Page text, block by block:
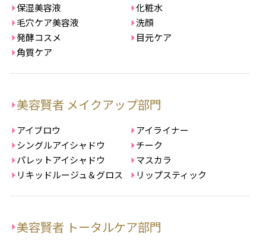
保湿美容液
化粧水
毛穴ケア美容液
洗顔
発酵コスメ
目元ケア
角質ケア
美容賢者 メイクアップ部門
アイブロウ
アイライナー
シングルアイシャドウ
チーク
パレットアイシャドウ
マスカラ
リキッドルージュ＆グロス
リップスティック
美容賢者 トータルケア部門